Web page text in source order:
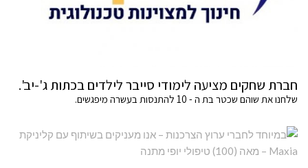
חברת שחקים מציעה לימודי סייבר לילדים בכתות ג'-יב'.
שלחנו את שוהם שכטר בת ה - 10 להתנסות בעשרה מיפגשים.